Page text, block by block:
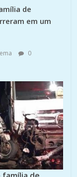
de
em um
0